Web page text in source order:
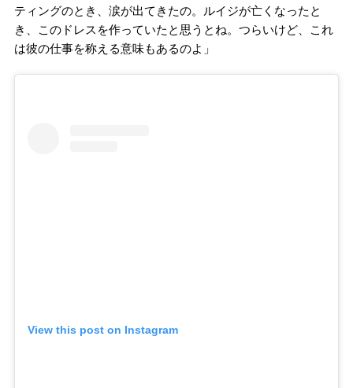
ティングのとき、涙が出てきたの。ルイジが亡くなったと
き、このドレスを作っていたと思うとね。つらいけど、これ
は彼の仕事を称える意味もあるのよ」
View this post on Instagram